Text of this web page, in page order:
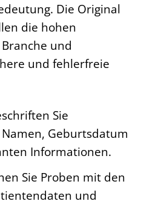
Die Original
die hohen
und
und fehlerfreie
Sie
Geburtsdatum
Informationen.
Sie Proben mit den
und